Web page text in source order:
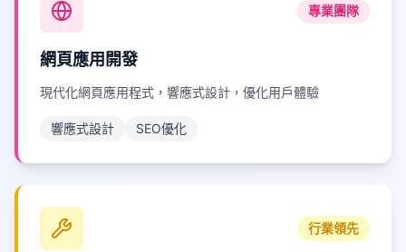
專業團隊
網頁應用開發
現代化網頁應用程式，響應式設計，優化用戶體驗
響應式設計 SEO優化
行業領先